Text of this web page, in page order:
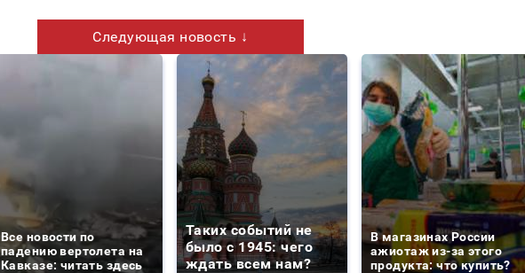
Следующая новость ↓
Все новости по
падению вертолета на
Кавказе: читать здесь
Таких событий не
было с 1945: чего
ждать всем нам?
В магазинах России
ажиотаж из-за этого
продукта: что купить?